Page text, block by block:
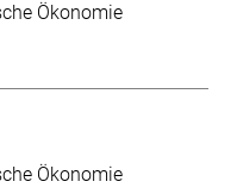
Ökonomie
Ökonomie